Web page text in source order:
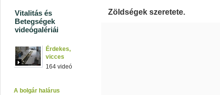
Vitalitás és
Betegségek
videógalériái
Érdekes,
vicces
164 videó
A bolgár halárus
Zöldségek szeretete.